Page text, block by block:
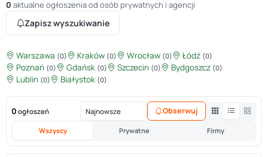
0 aktualne ogłoszenia od osób prywatnych i agencji
Zapisz wyszukiwanie
Warszawa (0) Kraków (0) Wrocław (0) Łódź (0)
Poznań (0) Gdańsk (0) Szczecin (0) Bydgoszcz (0)
Lublin (0) Białystok (0)
0 ogłoszeń
Wszyscy Prywatne Firmy
Obserwuj